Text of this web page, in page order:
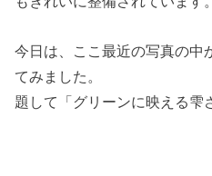
今日は、ここ最近の写真の中
てみました。
題して「グリーンに映える雫